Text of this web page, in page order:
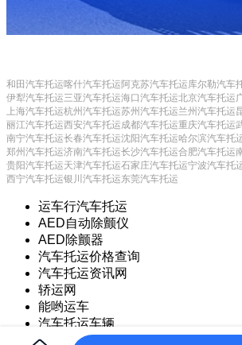
和田汽车托运喀什汽车托运阿克苏汽车托运库尔勒汽车
伊犁汽车托运三亚汽车托运海口汽车托运北京汽车托运
上海汽车托运杭州汽车托运苏州汽车托运兰州汽车托运
丽江汽车托运西安汽车托运成都汽车托运重庆汽车托运
南宁汽车托运长春汽车托运沈阳汽车托运哈尔滨汽车托
郑州汽车托运济南汽车托运长沙汽车托运合肥汽车托运
贵阳汽车托运天津汽车托运石家庄汽车托运宁波汽车托
西宁汽车托运银川汽车托运东莞汽车托运
运车行汽车托运
AED自动除颤仪
AED除颤器
汽车托运价格查询
汽车托运资讯网
轿运网
能哟运车
汽车托运车辆